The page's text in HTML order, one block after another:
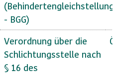
- BGG)
Verordnung über die
Schlichtungsstelle nach
§ 16 des